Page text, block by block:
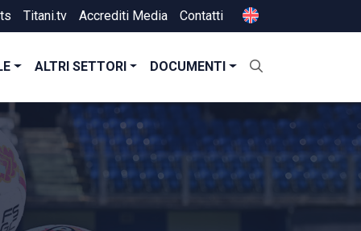
Titani.tv Accrediti Media Contatti
ALTRI SETTORI DOCUMENTI